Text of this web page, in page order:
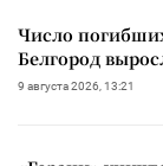
Число
Белгород
9 августа 2026, 13:21